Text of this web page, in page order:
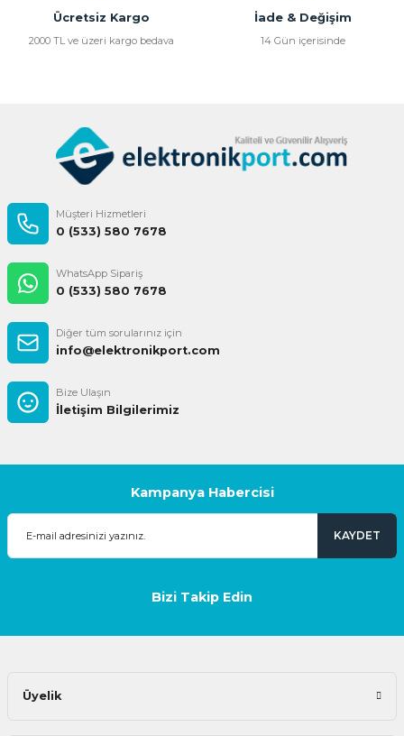
Bu ürüne benzer farklı alternatifler olmalı.
Ücretsiz Kargo
2000 TL ve üzeri kargo bedava
İade & Değişim
14 Gün içerisinde
Müşteri Hizmetleri
0 (533) 580 7678
WhatsApp Sipariş
0 (533) 580 7678
Diğer tüm sorularınız için
info@elektronikport.com
Bize Ulaşın
İletişim Bilgilerimiz
Kampanya Habercisi
KAYDET
Bizi Takip Edin
Üyelik